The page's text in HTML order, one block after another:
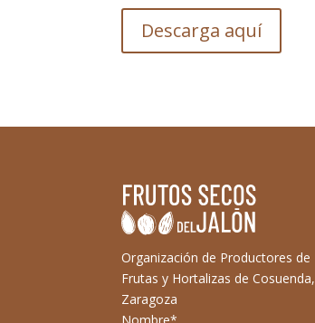
Descarga aquí
Organización de Productores de
Frutas y Hortalizas de Cosuenda,
Zaragoza
Nombre*